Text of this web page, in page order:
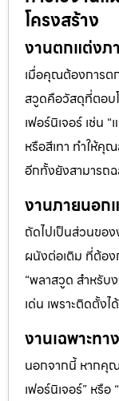
โครงสร้าง
งานตกแต่งภ
เมื่อคุณต้องการต
สวูดคือวัสดุที่ตอบ
เฟอร์นิเจอร์ เช่น
หรือสีเทา ทำให้คุ
อีกทั้งยังสามารถ
งานภายนอก
ถัดไปเป็นส่วนขอ
ผนังต่อเติม ที่ต้อ
“พลาสวูด สำหรับ
เด่น เพราะติดตั้ง
งานเฉพาะทา
นอกจากนี้ หากคุ
เฟอร์นิเจอร์” หรื